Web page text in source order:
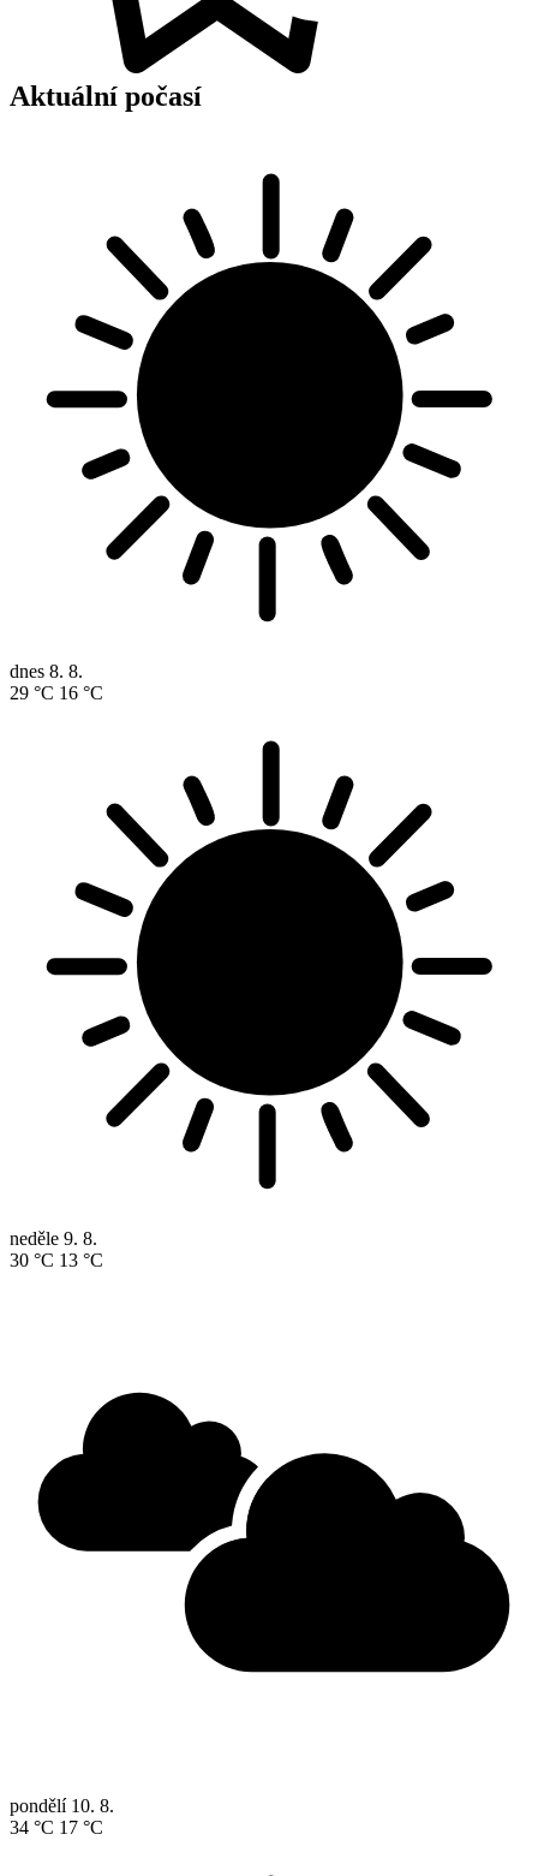
Aktuální počasí
dnes 8. 8.
29 °C 16 °C
neděle 9. 8.
30 °C 13 °C
pondělí 10. 8.
34 °C 17 °C